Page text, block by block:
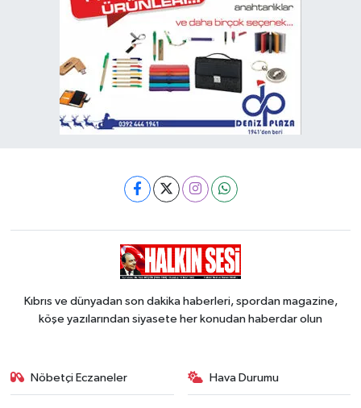
Kıbrıs ve dünyadan son dakika haberleri, spordan magazine,
köşe yazılarından siyasete her konudan haberdar olun
Nöbetçi Eczaneler Hava Durumu